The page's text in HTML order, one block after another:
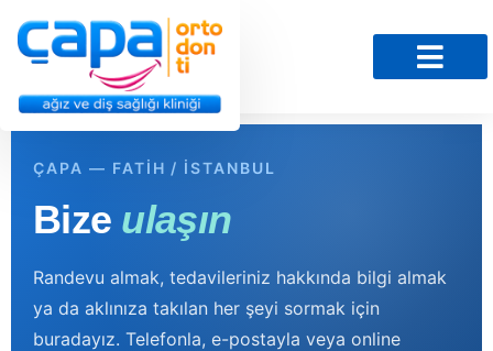
ÇAPA — FATIH / İSTANBUL
Bize ulaşın
Randevu almak, tedavileriniz hakkında bilgi almak
ya da aklınıza takılan her şeyi sormak için
buradayız. Telefonla, e-postayla veya online